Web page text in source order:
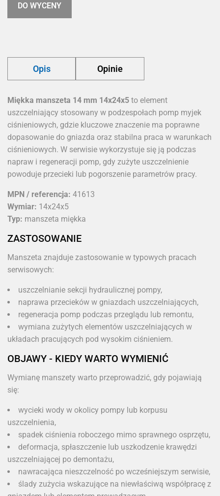
DO WYCENY
Opis Opinie
Miękka manszeta 14 mm 14x24x5 to element
uszczelniający stosowany w podzespołach pomp myjek
ciśnieniowych, gdzie kluczowe znaczenie ma poprawne
dopasowanie do gniazda oraz stabilna praca w warunkach
ciśnieniowych. W serwisie wykorzystuje się ją podczas
napraw i regeneracji pomp, gdy zużyte uszczelnienie
powoduje przecieki lub pogorszenie parametrów pracy.
MPN / referencja: 41613
Wymiar: 14x24x5
Typ: manszeta miękka
ZASTOSOWANIE
Manszeta znajduje zastosowanie w typowych pracach
serwisowych:
uszczelnianie sekcji hydraulicznej pompy,
naprawa przecieków w gniazdach uszczelniających,
regeneracja pomp podczas przeglądu lub remontu,
wymiana zużytych elementów uszczelniających w
układach pracujących pod wysokim ciśnieniem.
OBJAWY - KIEDY WARTO WYMIENIĆ
Wymianę manszety warto przeprowadzić, gdy pojawiają
się:
wycieki wody w okolicy pompy lub korpusu
uszczelnienia,
spadek ciśnienia roboczego mimo sprawnego osprzętu,
deformacja, spłaszczenie lub uszkodzenie krawędzi
uszczelniającej po demontażu,
nawracająca nieszczelność po wcześniejszym serwisie,
ślady zużycia wskazujące na niewłaściwą współpracę z